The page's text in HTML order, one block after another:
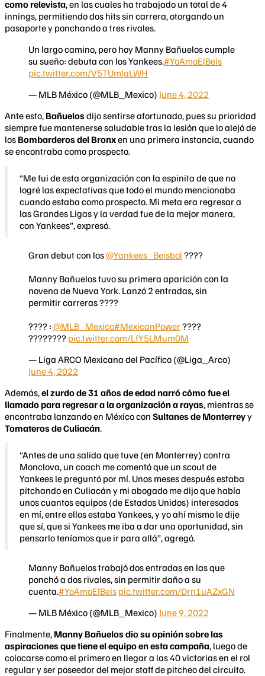
como relevista, en las cuales ha trabajado un total de 4
innings, permitiendo dos hits sin carrera, otorgando un
pasaporte y ponchando a tres rivales.
Un largo camino, pero hoy Manny Bañuelos cumple
su sueño: debuta con los Yankees.#YoAmoElBeis
pic.twitter.com/V5TUmlaLWH
— MLB México (@MLB_Mexico) June 4, 2022
Ante esto, Bañuelosdijo sentirse afortunado, pues su prioridad
siempre fue mantenerse saludable tras la lesión que lo alejó de
los Bombarderos del Bronxen una primera instancia, cuando
se encontraba como prospecto.
“Me fui de esta organización con la espinita de que no
logré las expectativas que todo el mundo mencionaba
cuando estaba como prospecto. Mi meta era regresar a
las Grandes Ligas y la verdad fue de la mejor manera,
con Yankees”, expresó.
Gran debut con los@Yankees_Beisbol ????
Manny Bañuelos tuvo su primera aparición con la
novena de Nueva York. Lanzó 2 entradas, sin
permitir carreras ????
????️ : @MLB_Mexico#MexicanPower????
???????? pic.twitter.com/LfY5LMum0M
— Liga ARCO Mexicana del Pacífico (@Liga_Arco)
June 4, 2022
Además,el zurdo de 31 años de edad narró cómo fue el
llamado para regresar a la organización a rayas, mientras se
encontraba lanzando en México con Sultanes de Monterreyy
Tomateros de Culiacán.
“Antes de una salida que tuve (en Monterrey) contra
Monclova, un coach me comentó que un scout de
Yankees le preguntó por mí. Unos meses después estaba
pitchando en Culiacán y mi abogado me dijo que había
unos cuantos equipos (de Estados Unidos) interesados
en mí, entre ellos estaba Yankees, y yo ahí mismo le dije
que sí, que si Yankees me iba a dar una oportunidad, sin
pensarlo teníamos que ir para allá”, agregó.
Manny Bañuelos trabajó dos entradas en las que
ponchó a dos rivales, sin permitir daño a su
cuenta.#YoAmoElBeis pic.twitter.com/Drn1uAZxGN
— MLB México (@MLB_Mexico) June 9, 2022
Finalmente, Manny Bañuelos dio su opinión sobre las
aspiraciones que tiene el equipo en esta campaña, luego de
colocarse como el primero en llegar a las 40 victorias en el rol
regular y ser poseedor del mejor staff de pitcheo del circuito.